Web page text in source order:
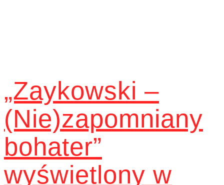
„Zaykowski –
(Nie)zapomniany
bohater”
wyświetlony w